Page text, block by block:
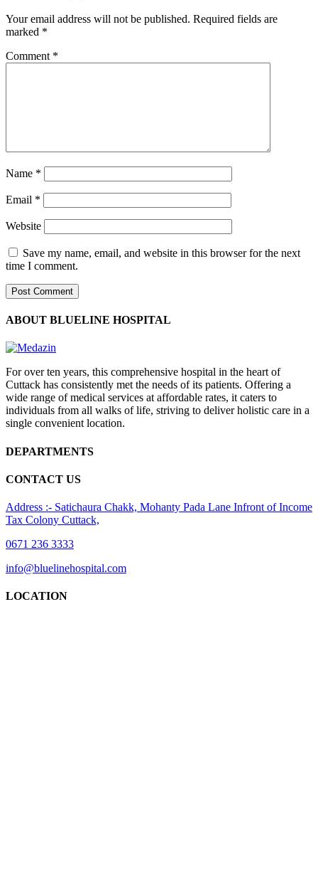
Your email address will not be published. Required fields are
marked *
Comment *
Name *
Email *
Website
Save my name, email, and website in this browser for the next
time I comment.
ABOUT BLUELINE HOSPITAL
For over ten years, this comprehensive hospital in the heart of
Cuttack has consistently met the needs of its patients. Offering a
wide range of medical services at affordable rates, it caters to
individuals from all walks of life, striving to deliver holistic care in a
single convenient location.
DEPARTMENTS
CONTACT US
Address :- Satichaura Chakk, Mohanty Pada Lane Infront of Income
Tax Colony Cuttack,
0671 236 3333
info@bluelinehospital.com
LOCATION